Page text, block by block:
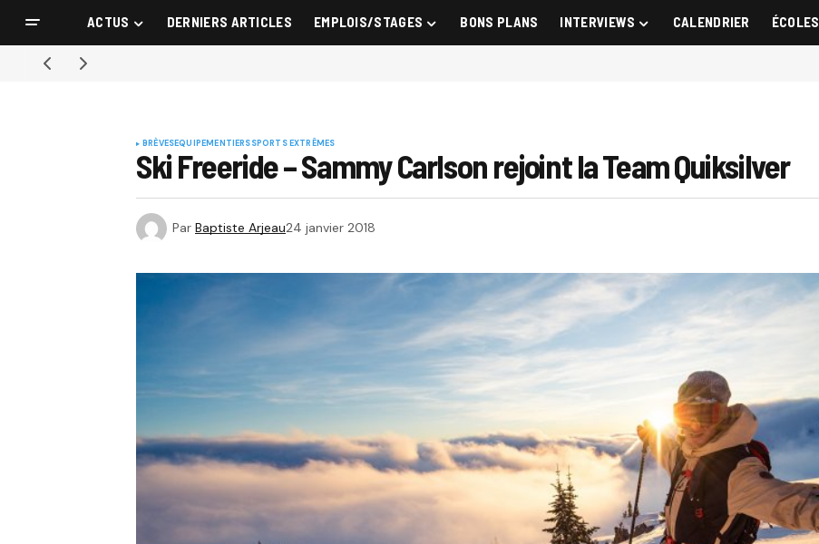
ACTUS DERNIERS ARTICLES EMPLOIS/STAGES BONS PLANS INTERVIEWS CALENDRIER ÉCOLES
BRÈVESEQUIPEMENTIERSSPORTS EXTRÊMES
Ski Freeride – Sammy Carlson rejoint la Team Quiksilver
Par Baptiste Arjeau24 janvier 2018